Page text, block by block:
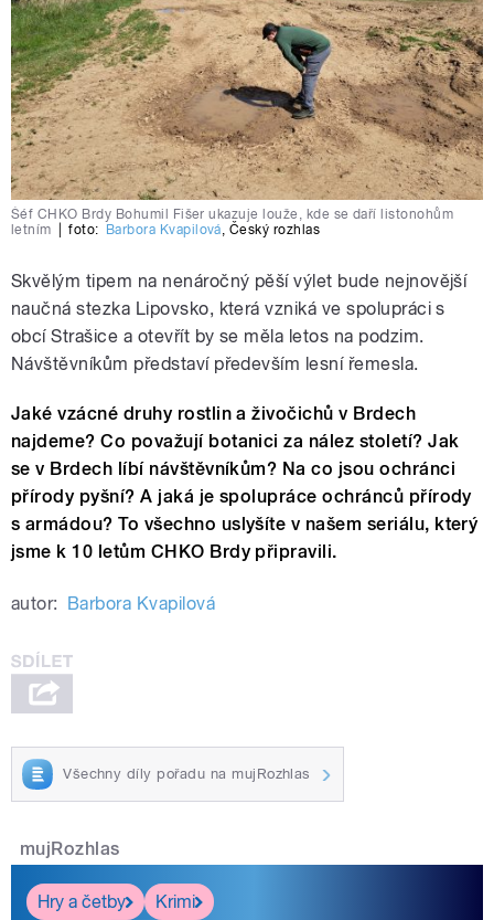
Šéf CHKO Brdy Bohumil Fišer ukazuje louže, kde se daří listonohům
letním
foto: Barbora Kvapilová, Český rozhlas
Skvělým tipem na nenáročný pěší výlet bude nejnovější
naučná stezka Lipovsko, která vzniká ve spolupráci s
obcí Strašice a otevřít by se měla letos na podzim.
Návštěvníkům představí především lesní řemesla.
Jaké vzácné druhy rostlin a živočichů v Brdech
najdeme? Co považují botanici za nález století? Jak
se v Brdech líbí návštěvníkům? Na co jsou ochránci
přírody pyšní? A jaká je spolupráce ochránců přírody
s armádou? To všechno uslyšíte v našem seriálu, který
jsme k 10 letům CHKO Brdy připravili.
autor: Barbora Kvapilová
Všechny díly pořadu na mujRozhlas
mujRozhlas
Hry a četby
Krimi